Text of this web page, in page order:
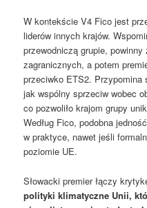
W kontekście V4 Fico jest
liderów innych krajów.
przewodniczą grupie,
zagranicznych, a potem
przeciwko ETS2.
jak wspólny sprzeciw wobec
co pozwoliło krajom grupy
Według Fico, podobna
w praktyce, nawet jeśli
poziomie UE.
Słowacki premier łączy
polityki klimatyczne Unii,